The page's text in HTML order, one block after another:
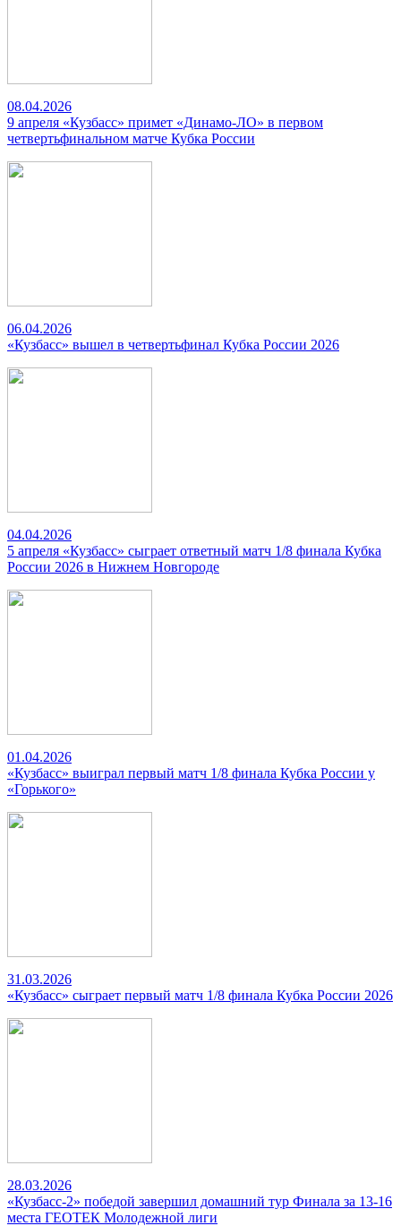
08.04.2026
9 апреля «Кузбасс» примет «Динамо-ЛО» в первом
четвертьфинальном матче Кубка России
06.04.2026
«Кузбасс» вышел в четвертьфинал Кубка России 2026
04.04.2026
5 апреля «Кузбасс» сыграет ответный матч 1/8 финала Кубка
России 2026 в Нижнем Новгороде
01.04.2026
«Кузбасс» выиграл первый матч 1/8 финала Кубка России у
«Горького»
31.03.2026
«Кузбасс» сыграет первый матч 1/8 финала Кубка России 2026
28.03.2026
«Кузбасс-2» победой завершил домашний тур Финала за 13-16
места ГЕОТЕК Молодежной лиги